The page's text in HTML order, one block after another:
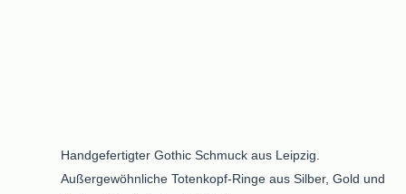
Handgefertigter Gothic Schmuck aus Leipzig.
Außergewöhnliche Totenkopf-Ringe aus Silber, Gold und